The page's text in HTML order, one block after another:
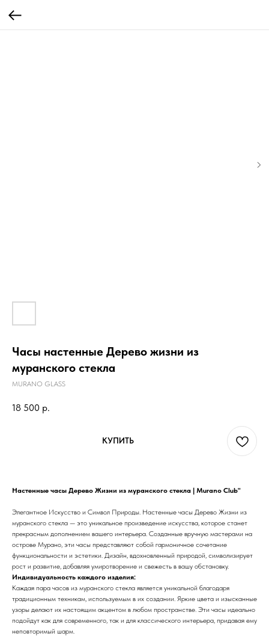
Часы настенные Дерево жизни из
муранского стекла
MURANO GLASS
18 500 р.
КУПИТЬ
Настенные часы Дерево Жизни из муранского стекла | Murano Club"
Элегантное Искусство и Символ Природы. Настенные часы Дерево Жизни из
муранского стекла — это уникальное произведение искусства, которое станет
прекрасным дополнением вашего интерьера. Созданные вручную мастерами на
острове Мурано, эти часы представляют собой гармоничное сочетание
функциональности и эстетики. Дизайн, вдохновленный природой, символизирует
рост и развитие, добавляя умиротворение и свежесть в вашу обстановку.
Индивидуальность каждого изделия:
Каждая пара часов из муранского стекла является уникальной благодаря
традиционным техникам, используемым в их создании. Яркие цвета и изысканные
узоры делают их настоящим акцентом в любом пространстве. Эти часы идеально
подойдут как для современного, так и для классического интерьера, придавая ему
неповторимый шарм.